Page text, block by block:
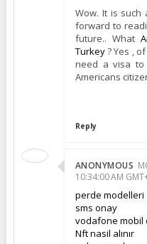
Wow. It is such
forward to
future.. What
Turkey? Yes ,
need a visa
Americans
Reply
ANONYMOUS
10:34:00 AM
perde modelleri
sms onay
vodafone mobil
Nft nasil alınır